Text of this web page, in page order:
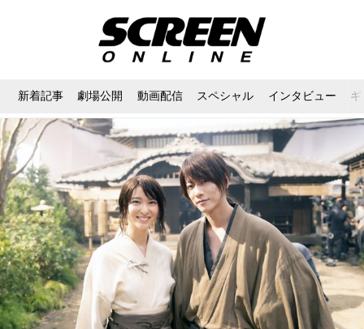
新着記事 劇場公開 動画配信 スペシャル インタビュー